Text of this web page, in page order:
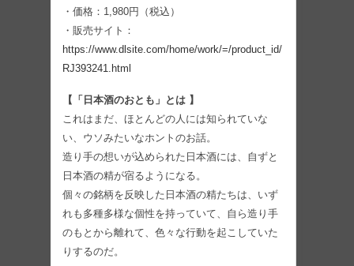
・価格：1,980円（税込）
・販売サイト：
https://www.dlsite.com/home/work/=/product_id/
RJ393241.html
【「日本酒のおとも」とは 】
これはまだ、ほとんどの人には知られていな
い、ウソみたいなホントのお話。
造り手の想いが込められた日本酒には、自ずと
日本酒の精が宿るようになる。
個々の銘柄を反映した日本酒の精たちは、いず
れも多種多様な個性を持っていて、自ら造り手
のもとから離れて、色々な行動を起こしていた
りするのだ。